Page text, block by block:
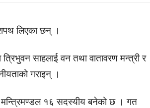
लिएका छन् ।
साहलाई वन तथा वातावरण मन्त्री र
गराइन् ।
मन्त्रिमण्डल १६ सदस्यीय बनेको छ । गत